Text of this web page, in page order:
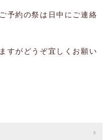
予約の祭は日中にご連絡
すがどうぞ宜しくお願い